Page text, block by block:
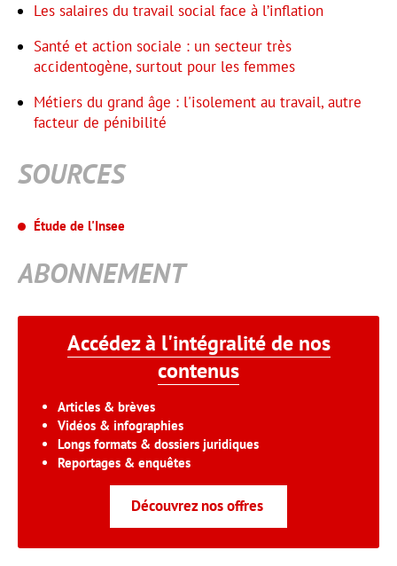
Les salaires du travail social face à l’inflation
Santé et action sociale : un secteur très
accidentogène, surtout pour les femmes
Métiers du grand âge : l'isolement au travail, autre
facteur de pénibilité
SOURCES
Étude de l'Insee
ABONNEMENT
Accédez à l'intégralité de nos
contenus
Articles & brèves
Vidéos & infographies
Longs formats & dossiers juridiques
Reportages & enquêtes
Découvrez nos offres